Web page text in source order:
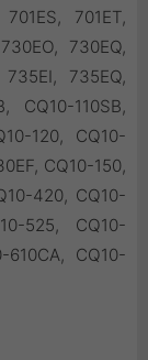
701ET,
730EQ,
735EQ,
CQ10-110SB,
120, CQ10-
CQ10-150,
420, CQ10-
525, CQ10-
610CA, CQ10-